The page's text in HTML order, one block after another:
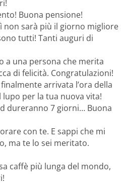
Buona pensione!
non sarà più il giorno migliore
tutti! Tanti auguri di
a una persona che merita
di felicità. Congratulazioni!
arrivata l’ora della
lupo per la tua nuova vita!
dureranno 7 giorni… Buona
con te. E sappi che mi
ma te lo sei meritato.
caffè più lunga del mondo,